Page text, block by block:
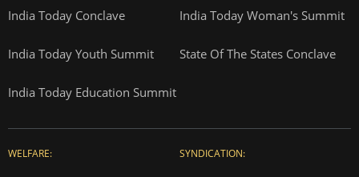
India Today Conclave India Today Woman's Summit
India Today Youth Summit State Of The States Conclave
India Today Education Summit
WELFARE: SYNDICATION: